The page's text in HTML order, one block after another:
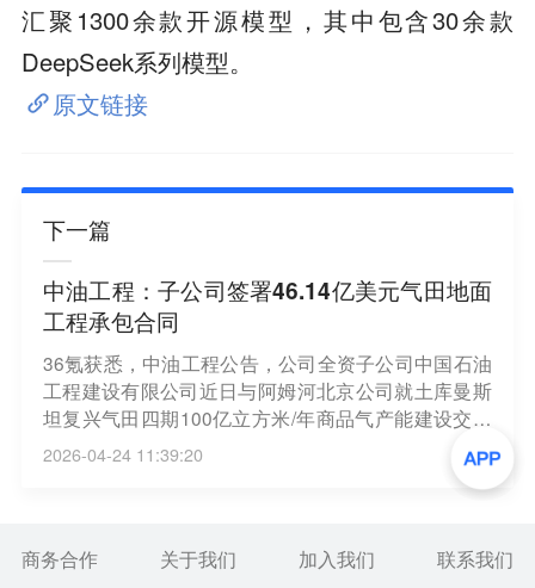
汇聚1300余款开源模型，其中包含30余款
DeepSeek系列模型。
原文链接
下一篇
中油工程：子公司签署46.14亿美元气田地面
工程承包合同
36氪获悉，中油工程公告，公司全资子公司中国石油
工程建设有限公司近日与阿姆河北京公司就土库曼斯
坦复兴气田四期100亿立方米/年商品气产能建设交钥
匙工程签署了地面工程承包合同。合同金额为46.14亿
美元(约合人民币316.49亿元)，合同有效期66个月，
工期51个月。复兴气田四期项目地面工程主要工作范
气处理厂及配套生产设施，地面工程计划于2026年内
2026-04-24 11:39:20
商务合作 关于我们 加入我们 联系我们